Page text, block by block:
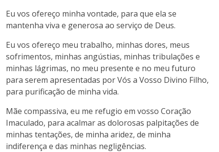
Eu vos ofereço minha vontade, para que ela se
mantenha viva e generosa ao serviço de Deus.
Eu vos ofereço meu trabalho, minhas dores, meus
sofrimentos, minhas angústias, minhas tribulações e
minhas lágrimas, no meu presente e no meu futuro
para serem apresentadas por Vós a Vosso Divino Filho,
para purificação de minha vida.
Mãe compassiva, eu me refugio em vosso Coração
Imaculado, para acalmar as dolorosas palpitações de
minhas tentações, de minha aridez, de minha
indiferença e das minhas negligências.